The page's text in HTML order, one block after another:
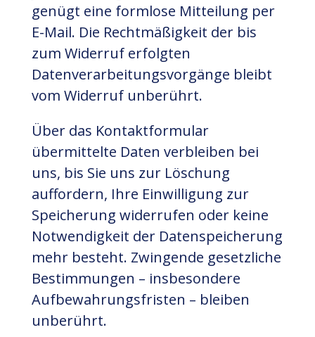
genügt eine formlose Mitteilung per
E-Mail. Die Rechtmäßigkeit der bis
zum Widerruf erfolgten
Datenverarbeitungsvorgänge bleibt
vom Widerruf unberührt.
Über das Kontaktformular
übermittelte Daten verbleiben bei
uns, bis Sie uns zur Löschung
auffordern, Ihre Einwilligung zur
Speicherung widerrufen oder keine
Notwendigkeit der Datenspeicherung
mehr besteht. Zwingende gesetzliche
Bestimmungen – insbesondere
Aufbewahrungsfristen – bleiben
unberührt.